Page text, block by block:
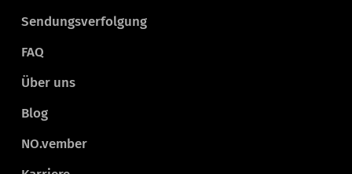
Sendungsverfolgung
FAQ
Über uns
Blog
NO.vember